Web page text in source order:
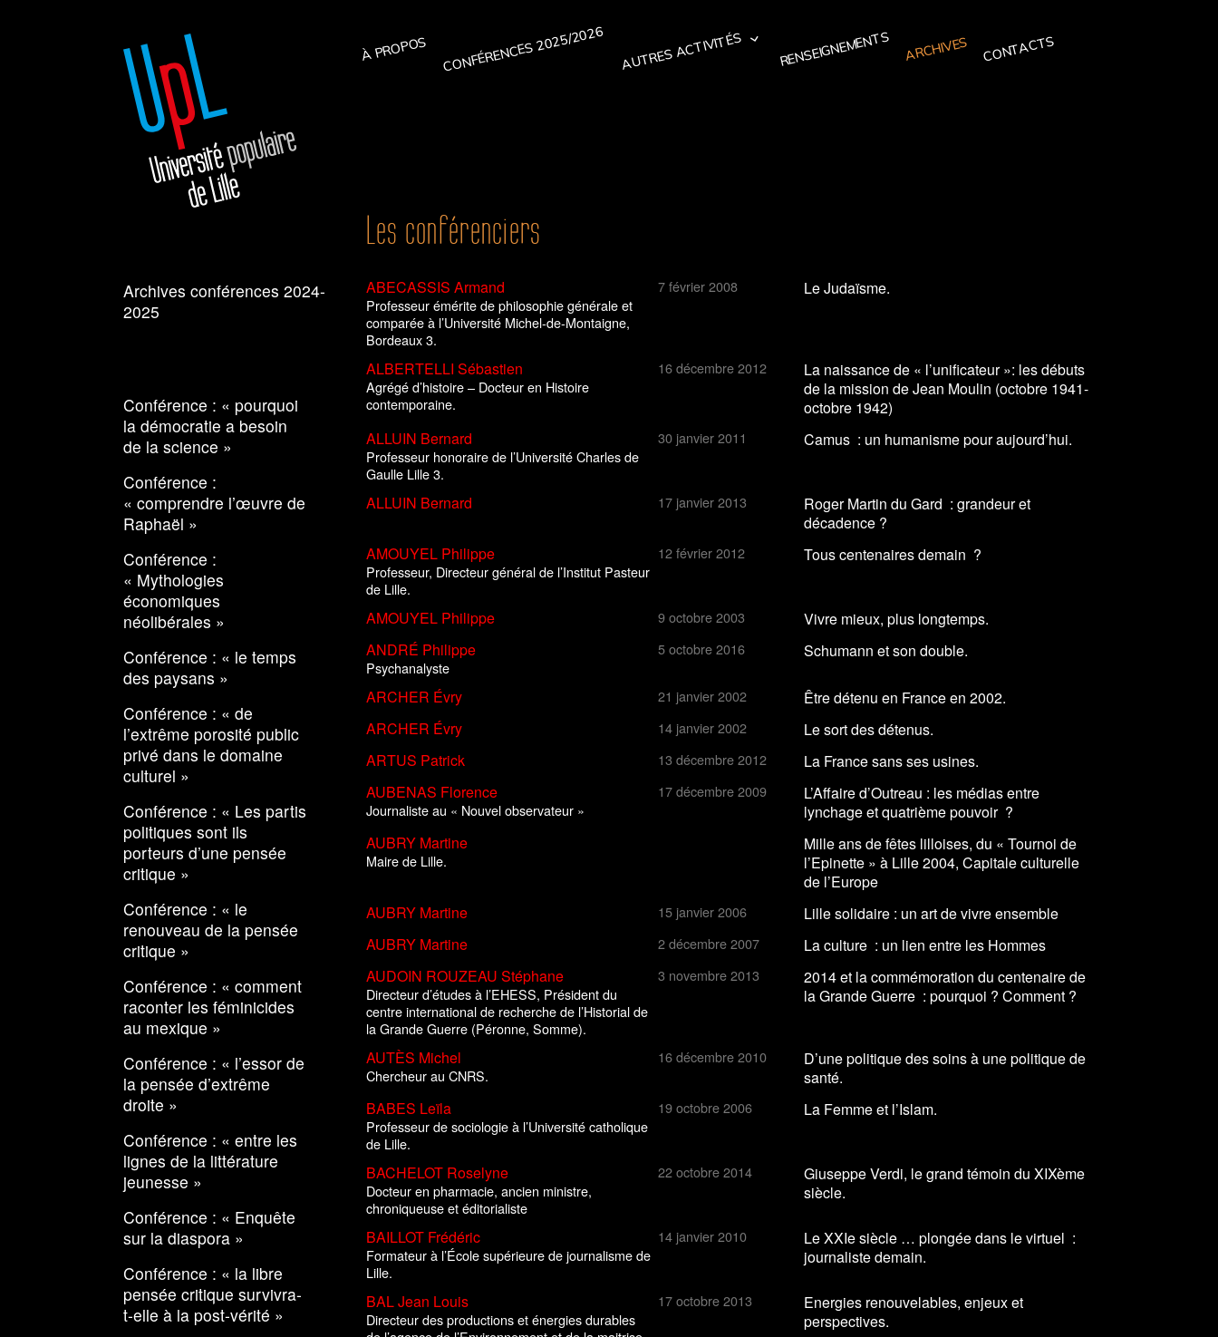
À PROPOS CONFÉRENCES 2025/2026 AUTRES ACTIVITÉS RENSEIGNEMENTS ARCHIVES CONTACTS
Archives conférences 2024-
2025
Conférence : « pourquoi
la démocratie a besoin
de la science »
Conférence :
« comprendre l’œuvre de
Raphaël »
Conférence :
« Mythologies
économiques
néolibérales »
Conférence : « le temps
des paysans »
Conférence : « de
l’extrême porosité public
privé dans le domaine
culturel »
Conférence : « Les partis
politiques sont ils
porteurs d’une pensée
critique »
Conférence : « le
renouveau de la pensée
critique »
Conférence : « comment
raconter les féminicides
au mexique »
Conférence : « l’essor de
la pensée d’extrême
droite »
Conférence : « entre les
lignes de la littérature
jeunesse »
Conférence : « Enquête
sur la diaspora »
Conférence : « la libre
pensée critique survivra-
t-elle à la post-vérité »
Les conférenciers
ABECASSIS Armand
Professeur émérite de philosophie générale et
comparée à l’Université Michel-de-Montaigne,
Bordeaux 3.
7 février 2008 Le Judaïsme.
ALBERTELLI Sébastien
Agrégé d’histoire – Docteur en Histoire
contemporaine.
16 décembre 2012
La naissance de « l’unificateur »: les débuts
de la mission de Jean Moulin (octobre 1941-
octobre 1942)
ALLUIN Bernard
Professeur honoraire de l’Université Charles de
Gaulle Lille 3.
30 janvier 2011 Camus : un humanisme pour aujourd’hui.
ALLUIN Bernard 17 janvier 2013
Roger Martin du Gard : grandeur et
décadence ?
AMOUYEL Philippe
Professeur, Directeur général de l’Institut Pasteur
de Lille.
12 février 2012 Tous centenaires demain ?
AMOUYEL Philippe 9 octobre 2003
Vivre mieux, plus longtemps.
ANDRÉ Philippe
Psychanalyste
5 octobre 2016 Schumann et son double.
ARCHER Évry 21 janvier 2002
Être détenu en France en 2002.
ARCHER Évry
14 janvier 2002
Le sort des détenus.
ARTUS Patrick
13 décembre 2012
La France sans ses usines.
AUBENAS Florence
Journaliste au « Nouvel observateur »
17 décembre 2009
L’Affaire d’Outreau : les médias entre
lynchage et quatrième pouvoir ?
AUBRY Martine
Maire de Lille.
Mille ans de fêtes lilloises, du « Tournoi de
l’Epinette » à Lille 2004, Capitale culturelle
de l’Europe
AUBRY Martine
15 janvier 2006
Lille solidaire : un art de vivre ensemble
AUBRY Martine
2 décembre 2007
La culture : un lien entre les Hommes
AUDOIN ROUZEAU Stéphane
Directeur d’études à l’EHESS, Président du
centre international de recherche de l’Historial de
la Grande Guerre (Péronne, Somme).
3 novembre 2013
2014 et la commémoration du centenaire de
la Grande Guerre : pourquoi ? Comment ?
AUTÈS Michel
Chercheur au CNRS.
16 décembre 2010
D’une politique des soins à une politique de
santé.
BABES Leïla
Professeur de sociologie à l’Université catholique
de Lille.
19 octobre 2006 La Femme et l’Islam.
BACHELOT Roselyne
Docteur en pharmacie, ancien ministre,
chroniqueuse et éditorialiste
22 octobre 2014
Giuseppe Verdi, le grand témoin du XIXème
siècle.
BAILLOT Frédéric
Formateur à l’École supérieure de journalisme de
Lille.
14 janvier 2010
Le XXIe siècle … plongée dans le virtuel :
journaliste demain.
BAL Jean Louis
Directeur des productions et énergies durables
17 octobre 2013
Energies renouvelables, enjeux et
perspectives.